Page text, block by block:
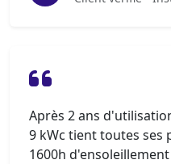
Après 2 ans
9 kWc tient toutes ses
1600h